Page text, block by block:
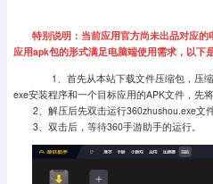
特别说明：当前应用官方尚未出品对应
应用apk包的形式满足电脑端使用需求，以下
1、首先从本站下载文件压缩包，压
exe安装程序和一个目标应用的APK文件，先将
2、解压后先双击运行360zhushou.exe文件
3、双击后，等待360手游助手的运行。